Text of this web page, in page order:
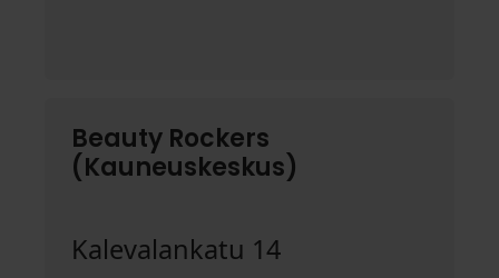
Beauty Rockers
(Kauneuskeskus)
Kalevalankatu 14